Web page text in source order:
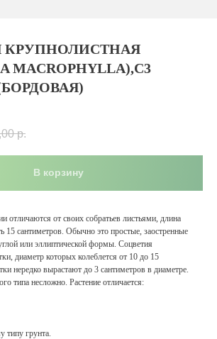
КРУПНОЛИСТНАЯ
MACROPHYLLA),C3
р.
В корзину
отличаются от своих собратьев листьями, длина
15 сантиметров. Обычно это простые, заостренные
или эллиптической формы. Соцветия
диаметр которых колеблется от 10 до 15
нередко вырастают до 3 сантиметров в диаметре.
типа несложно. Растение отличается:
типу грунта.